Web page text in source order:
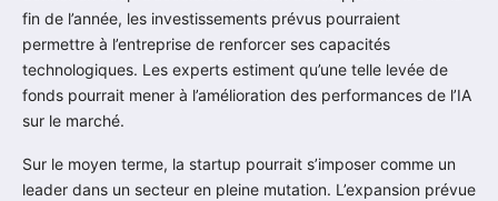
fin de l’année, les investissements prévus pourraient
permettre à l’entreprise de renforcer ses capacités
technologiques. Les experts estiment qu’une telle levée de
fonds pourrait mener à l’amélioration des performances de l’IA
sur le marché.
Sur le moyen terme, la startup pourrait s’imposer comme un
leader dans un secteur en pleine mutation. L’expansion prévue